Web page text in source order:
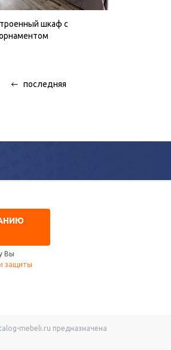
шкаф с
последняя
Вы
защиты
mebeli.ru предназначена